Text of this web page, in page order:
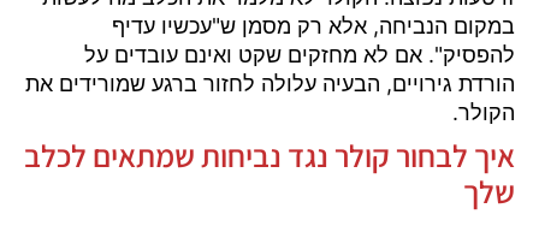
במקום הנביחה, אלא רק מסמן ש"עכשיו עדיף
להפסיק". אם לא מחזקים שקט ואינם עובדים על
הורדת גירויים, הבעיה עלולה לחזור ברגע שמורידים את
הקולר.
איך לבחור קולר נגד נביחות שמתאים לכלב
שלך